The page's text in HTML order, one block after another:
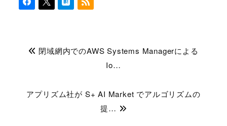
閉域網内でのAWS Systems Managerによる
Io…
アプリズム社が S+ AI Market でアルゴリズムの
提…